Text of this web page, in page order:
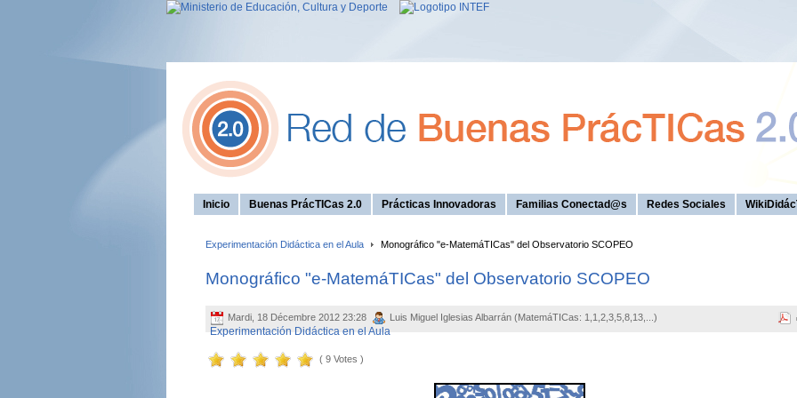
Inicio Buenas PrácTICas 2.0 Prácticas Innovadoras Familias Conectad@s Redes Sociales
Experimentación Didáctica en el Aula Monográfico "e-MatemáTICas" del Observatorio SCOPEO
Monográfico "e-MatemáTICas" del Observatorio SCOPEO
Mardi, 18 Décembre 2012 23:28 Luis Miguel Iglesias Albarrán (MatemáTICas: 1,1,2,3,5,8,13,...)
Experimentación Didáctica en el Aula
( 9 Votes )